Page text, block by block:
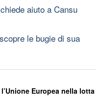
aiuto a Cansu
le bugie di sua
Europea nella lotta